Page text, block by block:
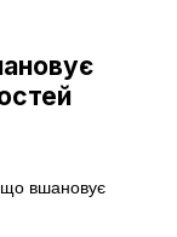
вшановує